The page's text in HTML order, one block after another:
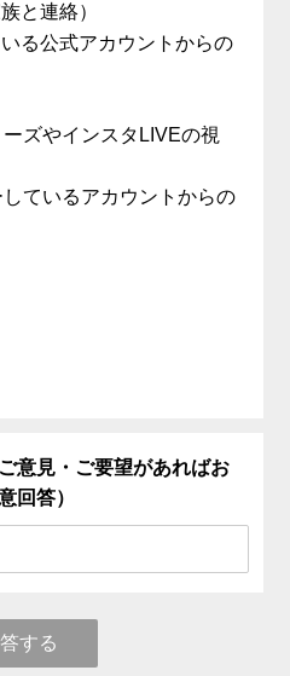
と連絡）
る公式アカウントからの
ズやインスタLIVEの視
しているアカウントからの
意見・ご要望があればお
回答）
する